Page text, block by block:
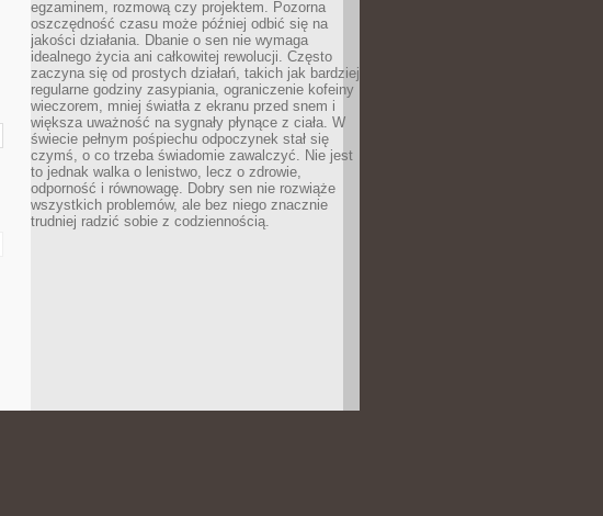
egzaminem, rozmową czy projektem. Pozorna
oszczędność czasu może później odbić się na
jakości działania. Dbanie o sen nie wymaga
idealnego życia ani całkowitej rewolucji. Często
zaczyna się od prostych działań, takich jak bardziej
regularne godziny zasypiania, ograniczenie kofeiny
wieczorem, mniej światła z ekranu przed snem i
większa uważność na sygnały płynące z ciała. W
świecie pełnym pośpiechu odpoczynek stał się
czymś, o co trzeba świadomie zawalczyć. Nie jest
to jednak walka o lenistwo, lecz o zdrowie,
odporność i równowagę. Dobry sen nie rozwiąże
wszystkich problemów, ale bez niego znacznie
trudniej radzić sobie z codziennością.